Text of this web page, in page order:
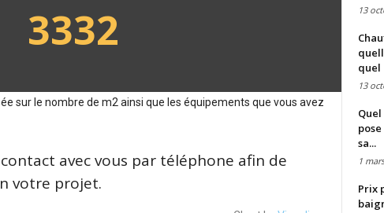
3332
sur le nombre de m2 ainsi que les équipements que vous avez
avec vous par téléphone afin de
votre projet.
13
quel
13
sa...
1
Prix